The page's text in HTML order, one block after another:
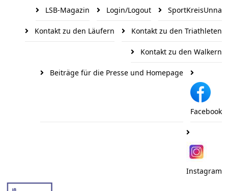
LSB-Magazin Login/Logout SportKreisUnna
Kontakt zu den Läufern Kontakt zu den Triathleten
Kontakt zu den Walkern
Beiträge für die Presse und Homepage
Facebook
Instagram